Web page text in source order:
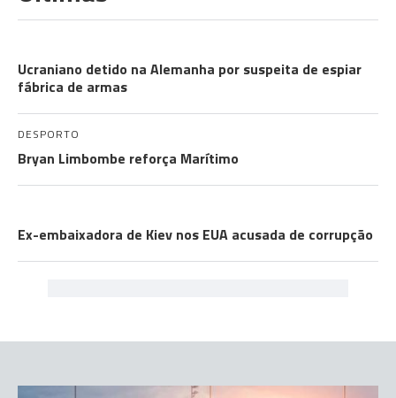
Ucraniano detido na Alemanha por suspeita de espiar
fábrica de armas
DESPORTO
Bryan Limbombe reforça Marítimo
Ex-embaixadora de Kiev nos EUA acusada de corrupção